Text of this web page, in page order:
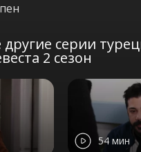
серии
2 сезон
54 мин